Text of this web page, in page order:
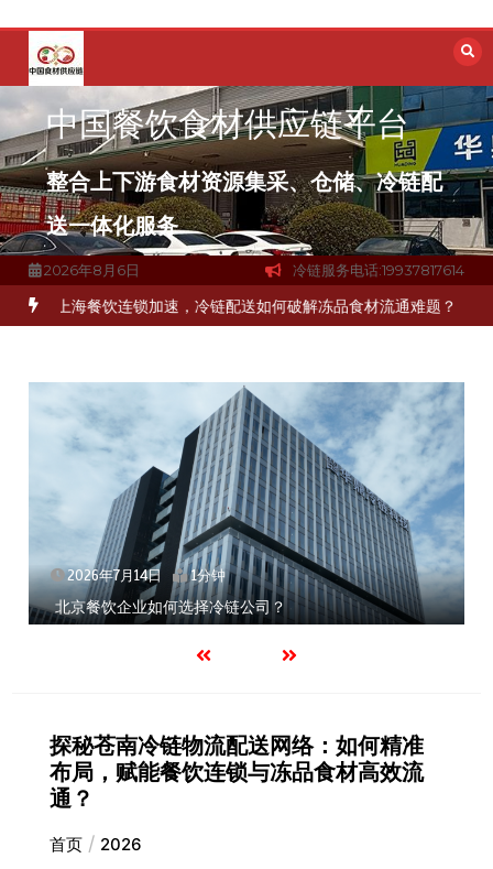
容
中国餐饮食材供应链平台
整合上下游食材资源集采、仓储、冷链配
送一体化服务
2026年8月6日 冷链服务电话:19937817614
海餐饮连锁加速，冷链配送如何破解冻品食材流通难题？ 杭州中央厨
2026年7月14日 1分钟
深圳冷链物流如何护航餐饮连锁？冻品食材
探秘苍南冷链物流配送网络：如何精准
布局，赋能餐饮连锁与冻品食材高效流
通？
首页 2026